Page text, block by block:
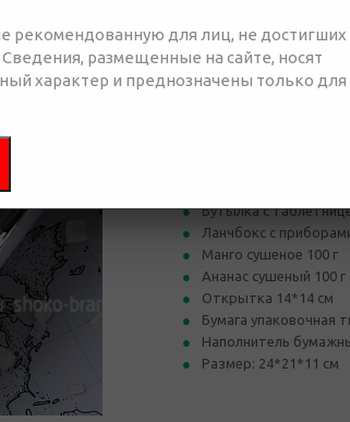
Бутылка с
Ланчбокс с
Манго сушеное 100 г
Ананас сушеный 100 г
Открытка 14*14 см
Бумага упаковочная
Наполнитель
Размер: 24*21*11 см
рекомендованную для лиц, не достигших
размещенные на сайте, носят
характер и преднозначены только для